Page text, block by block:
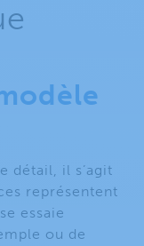
détail, il s’agit
représentent
essaie
ou de